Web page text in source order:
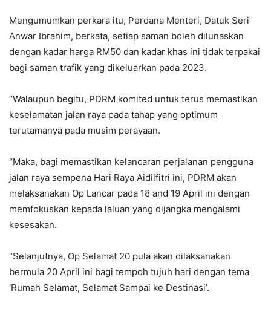
Mengumumkan perkara itu, Perdana Menteri, Datuk Seri
Anwar Ibrahim, berkata, setiap saman boleh dilunaskan
dengan kadar harga RM50 dan kadar khas ini tidak terpakai
bagi saman trafik yang dikeluarkan pada 2023.
“Walaupun begitu, PDRM komited untuk terus memastikan
keselamatan jalan raya pada tahap yang optimum
terutamanya pada musim perayaan.
“Maka, bagi memastikan kelancaran perjalanan pengguna
jalan raya sempena Hari Raya Aidilfitri ini, PDRM akan
melaksanakan Op Lancar pada 18 and 19 April ini dengan
memfokuskan kepada laluan yang dijangka mengalami
kesesakan.
“Selanjutnya, Op Selamat 20 pula akan dilaksanakan
bermula 20 April ini bagi tempoh tujuh hari dengan tema
‘Rumah Selamat, Selamat Sampai ke Destinasi’.